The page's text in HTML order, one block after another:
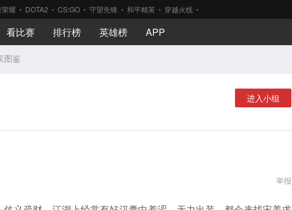
荣耀 DOTA2 CS:GO 守望先锋 和平精英 穿越火线
看比赛 排行榜 英雄榜 APP
图鉴
进入小组
举报